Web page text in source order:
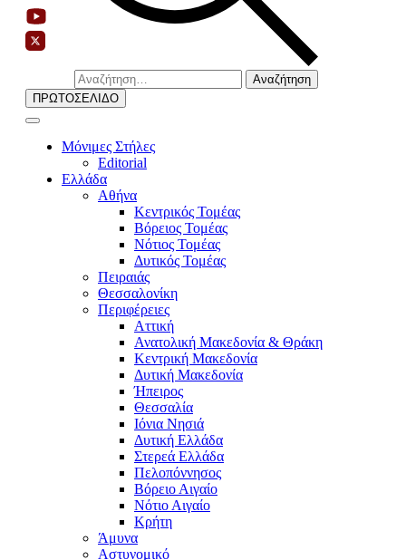
Αναζήτηση
για:
ΠΡΩΤΟΣΕΛΙΔΟ
Μόνιμες Στήλες
Editorial
Ελλάδα
Αθήνα
Κεντρικός Τομέας
Βόρειος Τομέας
Νότιος Τομέας
Δυτικός Τομέας
Πειραιάς
Θεσσαλονίκη
Περιφέρειες
Αττική
Ανατολική Μακεδονία & Θράκη
Κεντρική Μακεδονία
Δυτική Μακεδονία
Ήπειρος
Θεσσαλία
Ιόνια Νησιά
Δυτική Ελλάδα
Στερεά Ελλάδα
Πελοπόννησος
Βόρειο Αιγαίο
Νότιο Αιγαίο
Κρήτη
Άμυνα
Αστυνομικό